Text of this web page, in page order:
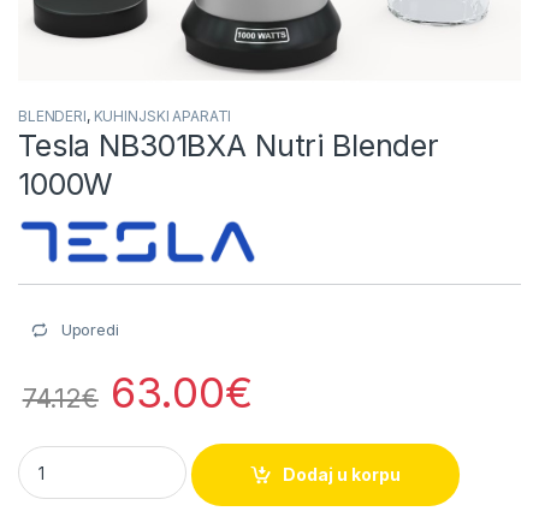
BLENDERI, KUHINJSKI APARATI
Tesla NB301BXA Nutri Blender
1000W
Uporedi
74.12€ 63.00€
Tesla NB301BXA Nutri Blender 1000W quantity
Dodaj u korpu